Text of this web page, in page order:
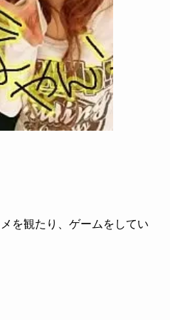
を観たり、ゲームをしてい